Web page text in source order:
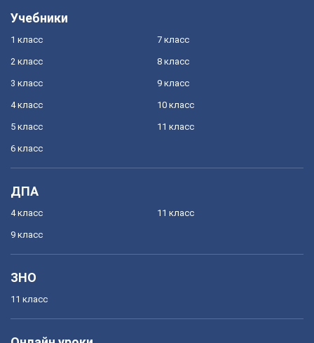
Учебники
1 класс
2 класс
3 класс
4 класс
5 класс
6 класс
7 класс
8 класс
9 класс
10 класс
11 класс
ДПА
4 класс
9 класс
11 класс
ЗНО
11 класс